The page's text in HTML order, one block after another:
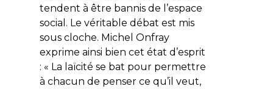
tendent à être bannis de l’espace
social. Le véritable débat est mis
sous cloche. Michel Onfray
exprime ainsi bien cet état d’esprit
: « La laïcité se bat pour permettre
à chacun de penser ce qu’il veut,